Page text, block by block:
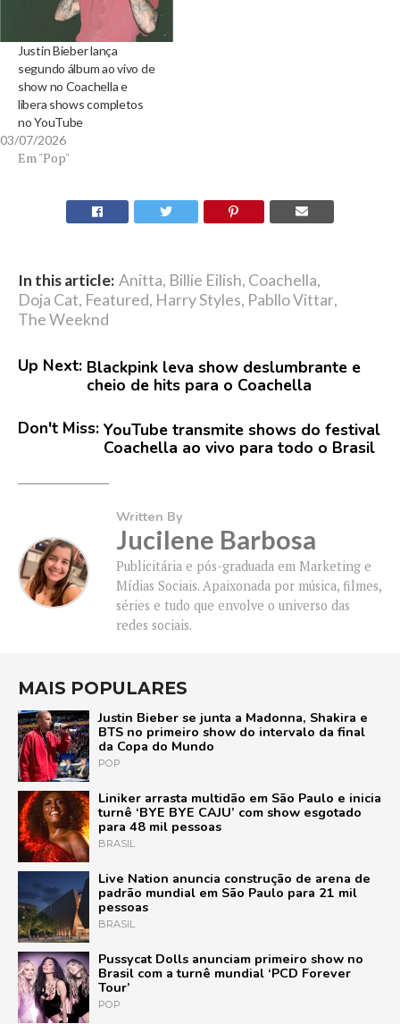
Justin Bieber lança
segundo álbum ao vivo de
show no Coachella e
libera shows completos
no YouTube
03/07/2026
Em "Pop"
In this article: Anitta, Billie Eilish, Coachella,
Doja Cat, Featured, Harry Styles, Pabllo Vittar,
The Weeknd
Up Next: Blackpink leva show deslumbrante e
cheio de hits para o Coachella
Don't Miss: YouTube transmite shows do festival
Coachella ao vivo para todo o Brasil
Written By
Jucilene Barbosa
Publicitária e pós-graduada em Marketing e
Mídias Sociais. Apaixonada por música, filmes,
séries e tudo que envolve o universo das
redes sociais.
MAIS POPULARES
Justin Bieber se junta a Madonna, Shakira e
BTS no primeiro show do intervalo da final
da Copa do Mundo
POP
Liniker arrasta multidão em São Paulo e inicia
turnê ‘BYE BYE CAJU’ com show esgotado
para 48 mil pessoas
BRASIL
Live Nation anuncia construção de arena de
padrão mundial em São Paulo para 21 mil
pessoas
BRASIL
Pussycat Dolls anunciam primeiro show no
Brasil com a turnê mundial ‘PCD Forever
Tour’
POP